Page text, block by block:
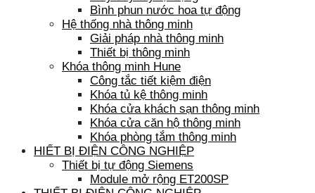
Bình phun nước hoa tự động
Hệ thống nhà thông minh
Giải pháp nhà thông minh
Thiết bị thông minh
Khóa thông minh Hune
Công tắc tiết kiệm điện
Khóa tủ kệ thông minh
Khóa cửa khách sạn thông minh
Khóa cửa căn hộ thông minh
Khóa phòng tắm thông minh
HIẾT BỊ ĐIỆN CÔNG NGHIỆP
Thiết bị tự động Siemens
Module mở rộng ET200SP